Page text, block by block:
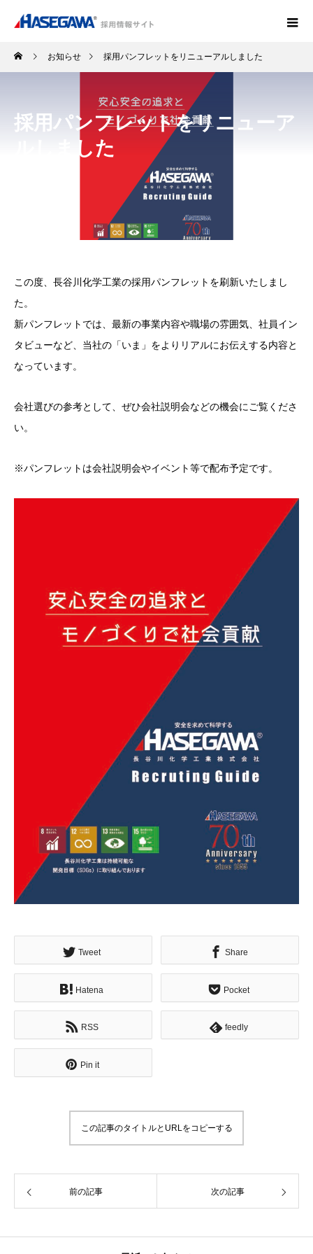
お知らせ 採用パンフレットをリニューアルしました
採用パンフレットをリニューア
ルしました
この度、長谷川化学工業の採用パンフレットを刷新いたしまし
た。
新パンフレットでは、最新の事業内容や職場の雰囲気、社員イン
タビューなど、当社の「いま」をよりリアルにお伝えする内容と
なっています。
会社選びの参考として、ぜひ会社説明会などの機会にご覧くださ
い。
※パンフレットは会社説明会やイベント等で配布予定です。
Tweet Share
Hatena Pocket
RSS feedly
Pin it
この記事のタイトルとURLをコピーする
前の記事 次の記事